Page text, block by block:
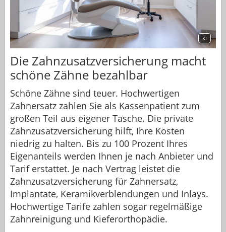
KI
Die Zahnzusatzversicherung macht
schöne Zähne bezahlbar
Schöne Zähne sind teuer. Hochwertigen
Zahnersatz zahlen Sie als Kassenpatient zum
großen Teil aus eigener Tasche. Die private
Zahnzusatzversicherung hilft, Ihre Kosten
niedrig zu halten. Bis zu 100 Prozent Ihres
Eigenanteils werden Ihnen je nach Anbieter und
Tarif erstattet. Je nach Vertrag leistet die
Zahnzusatzversicherung für Zahnersatz,
Implantate, Keramikverblendungen und Inlays.
Hochwertige Tarife zahlen sogar regelmäßige
Zahnreinigung und Kieferorthopädie.